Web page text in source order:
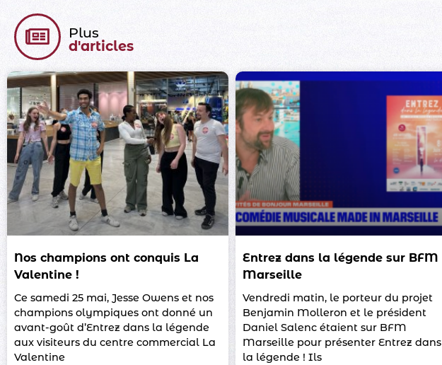
Plus
d'articles
Nos champions ont conquis La
Valentine !
Ce samedi 25 mai, Jesse Owens et nos
champions olympiques ont donné un
avant-goût d’Entrez dans la légende
aux visiteurs du centre commercial La
Valentine
Entrez dans la légende sur BFM
Marseille
Vendredi matin, le porteur du projet
Benjamin Molleron et le président
Daniel Salenc étaient sur BFM
Marseille pour présenter Entrez dans
la légende ! Ils